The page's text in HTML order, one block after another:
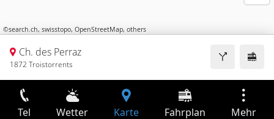
©search.ch, swisstopo, OpenStreetMap, others
Ch. des Perraz
1872 Troistorrents
Tel Wetter Karte Fahrplan Mehr